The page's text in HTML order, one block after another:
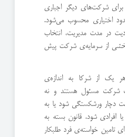
شرکت‌های دیگر اجباری
اختیاری محسوب می‌شود.
در مدت مدیریت، انتخاب
بخشی از سرمایه‌ی شرکت پیش
یک از شرکا به اندازه‌ی
شرکت مسئول هستند و نه
دچار ورشکستگی شود یا به
افرادی شود، قانون بسته به
تامین خواسته‌ی فرد طلبکار